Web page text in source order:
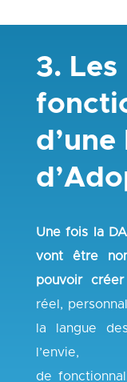
3. Les
Une fois la
vont être
pouvoir
réel,
la langue des
de